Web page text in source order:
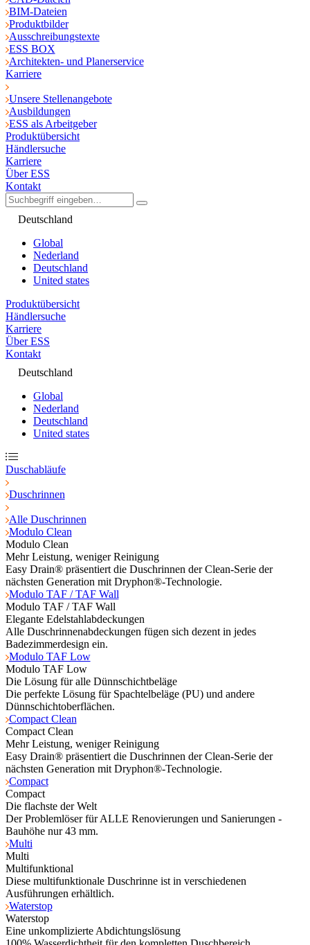
BIM-Dateien
Produktbilder
Ausschreibungstexte
ESS BOX
Architekten- und Planerservice
Karriere
Unsere Stellenangebote
Ausbildungen
ESS als Arbeitgeber
Produktübersicht
Händlersuche
Karriere
Über ESS
Kontakt
Deutschland
Global
Nederland
Deutschland
United states
Produktübersicht
Händlersuche
Karriere
Über ESS
Kontakt
Deutschland
Global
Nederland
Deutschland
United states
Duschabläufe
Duschrinnen
Alle Duschrinnen
Modulo Clean
Modulo Clean
Mehr Leistung, weniger Reinigung
Easy Drain® präsentiert die Duschrinnen der Clean-Serie der
nächsten Generation mit Dryphon®-Technologie.
Modulo TAF / TAF Wall
Modulo TAF / TAF Wall
Elegante Edelstahlabdeckungen
Alle Duschrinnenabdeckungen fügen sich dezent in jedes
Badezimmerdesign ein.
Modulo TAF Low
Modulo TAF Low
Die Lösung für alle Dünnschichtbeläge
Die perfekte Lösung für Spachtelbeläge (PU) und andere
Dünnschichtoberflächen.
Compact Clean
Compact Clean
Mehr Leistung, weniger Reinigung
Easy Drain® präsentiert die Duschrinnen der Clean-Serie der
nächsten Generation mit Dryphon®-Technologie.
Compact
Compact
Die flachste der Welt
Der Problemlöser für ALLE Renovierungen und Sanierungen -
Bauhöhe nur 43 mm.
Multi
Multi
Multifunktional
Diese multifunktionale Duschrinne ist in verschiedenen
Ausführungen erhältlich.
Waterstop
Waterstop
Eine unkomplizierte Abdichtungslösung